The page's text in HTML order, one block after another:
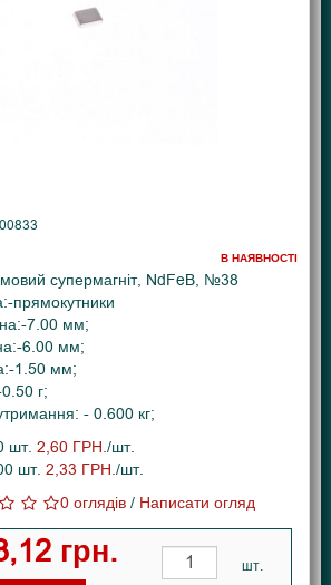
В НАЯВНОСТІ
супермагніт, NdFeB, №38
прямокутники
7.00 мм;
6.00 мм;
1.50 мм;
г;
- 0.600 кг;
шт.2,60 ГРН./шт.
шт.2,33 ГРН./шт.
0 оглядів / Написати огляд
грн. шт.